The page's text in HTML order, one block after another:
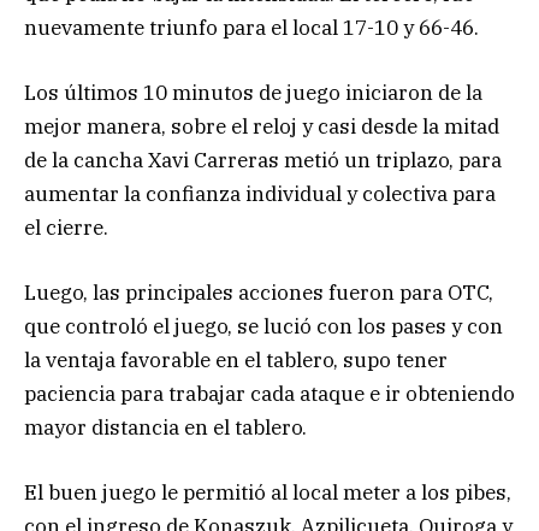
nuevamente triunfo para el local 17-10 y 66-46.
Los últimos 10 minutos de juego iniciaron de la
mejor manera, sobre el reloj y casi desde la mitad
de la cancha Xavi Carreras metió un triplazo, para
aumentar la confianza individual y colectiva para
el cierre.
Luego, las principales acciones fueron para OTC,
que controló el juego, se lució con los pases y con
la ventaja favorable en el tablero, supo tener
paciencia para trabajar cada ataque e ir obteniendo
mayor distancia en el tablero.
El buen juego le permitió al local meter a los pibes,